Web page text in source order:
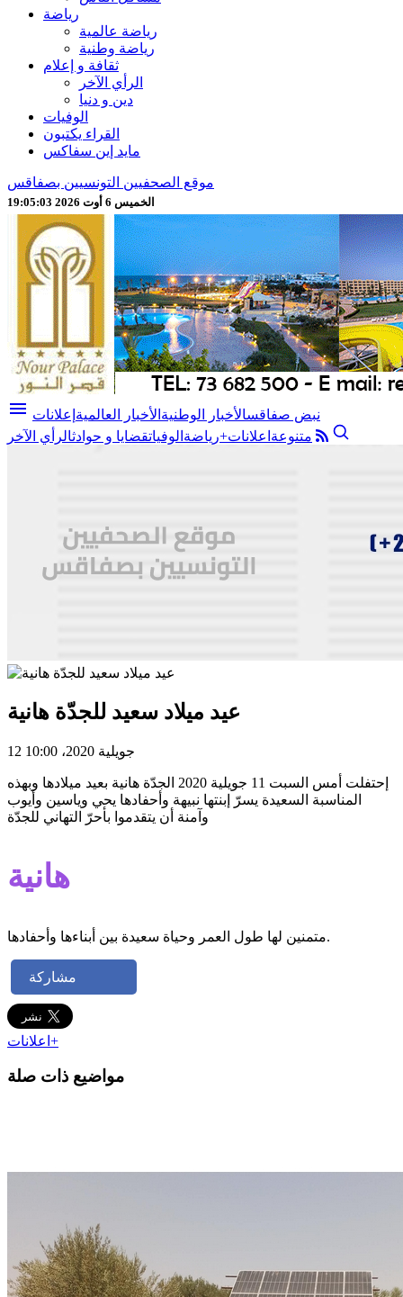
رياضة
رياضة عالمية
رياضة وطنية
ثقافة و إعلام
الرأي الآخر
دين و دنيا
الوفيات
القراء يكتبون
مايد إين سفاكس
موقع الصحفيين التونسيين بصفاقس
الخميس 6 أوت 2026 19:05:05
menu نبض صفاقسالأخبار الوطنية الأخبار العالمية إعلانات
متنوعة اعلانات+رياضة الوفياتقضايا و حوادثالرأي الآخر
عيد ميلاد سعيد للجدّة هانية
12 جويلية 2020، 10:00
إحتفلت أمس السبت 11 جويلية 2020 الجدّة هانية بعيد ميلادها وبهذه
المناسبة السعيدة يسرّ إبنتها نبيهة وأحفادها يحي وياسين وأيوب
وآمنة أن يتقدموا بأحرّ التهاني للجدّة
هانية
متمنين لها طول العمر وحياة سعيدة بين أبناءها وأحفادها.
مشاركة
اعلانات+
مواضيع ذات صلة